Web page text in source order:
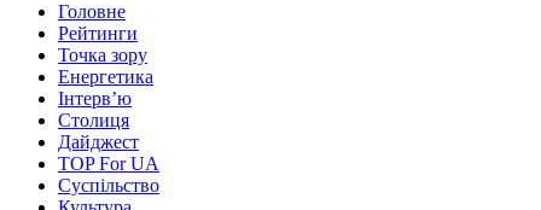
Головне
Рейтинги
Точка зору
Енергетика
Інтерв’ю
Столиця
Дайджест
TOP For UA
Суспiльство